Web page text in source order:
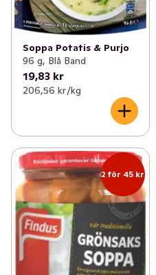
Soppa Potatis & Purjo
96 g, Blå Band
19,83 kr
206,56 kr /kg
2 för 45 kr